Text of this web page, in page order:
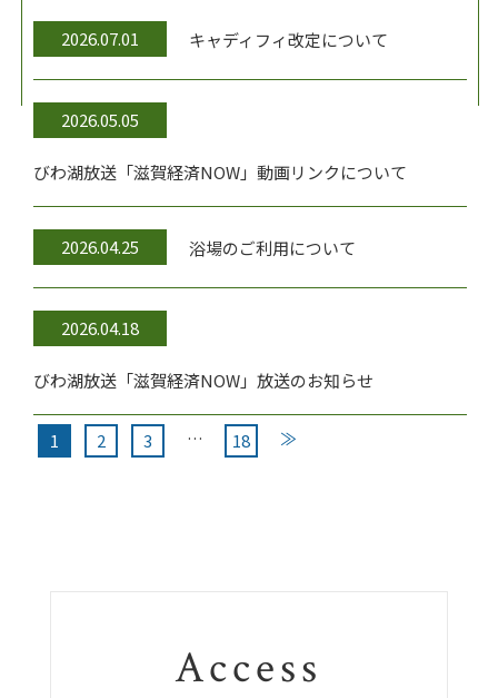
2026.07.01 キャディフィ改定について
2026.05.05
びわ湖放送「滋賀経済NOW」動画リンクについて
2026.04.25 浴場のご利用について
2026.04.18
びわ湖放送「滋賀経済NOW」放送のお知らせ
1 2 3 … 18 ≫
Access